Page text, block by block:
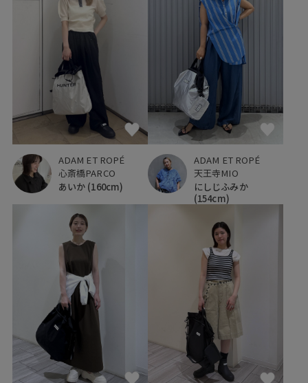
ADAM ET ROPÉ
心斎橋PARCO
あいか (160cm)
ADAM ET ROPÉ
天王寺MIO
にしじふみか
(154cm)